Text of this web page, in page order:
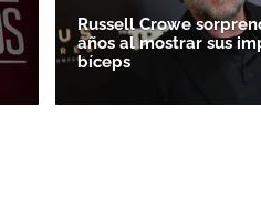
Russell Crowe
años al mostrar sus
bíceps